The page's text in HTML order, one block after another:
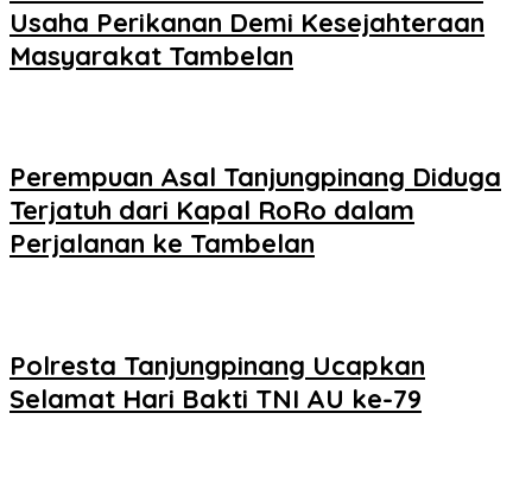
Usaha Perikanan Demi Kesejahteraan
Masyarakat Tambelan
Perempuan Asal Tanjungpinang Diduga
Terjatuh dari Kapal RoRo dalam
Perjalanan ke Tambelan
Polresta Tanjungpinang Ucapkan
Selamat Hari Bakti TNI AU ke-79